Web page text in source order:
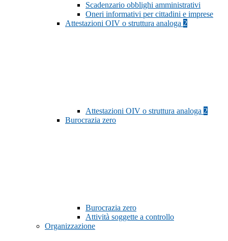
Scadenzario obblighi amministrativi
Oneri informativi per cittadini e imprese
Attestazioni OIV o struttura analoga 2
Attestazioni OIV o struttura analoga 2
Burocrazia zero
Burocrazia zero
Attività soggette a controllo
Organizzazione